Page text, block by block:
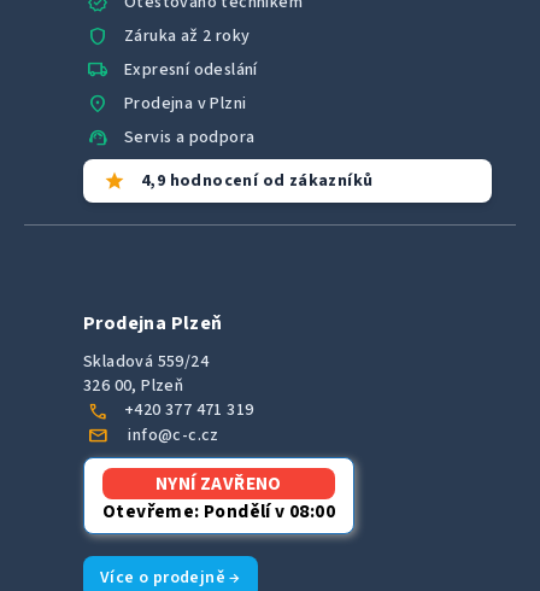
shield Záruka až 2 roky
local_shipping Expresní odeslání
location_on Prodejna v Plzni
support_agent Servis a podpora
star 4,9 hodnocení od zákazníků
Prodejna Plzeň
Skladová 559/24
326 00, Plzeň
call +420 377 471 319
mail info@c-c.cz
NYNÍ ZAVŘENO
Otevřeme: Pondělí v 08:00
Více o prodejně →